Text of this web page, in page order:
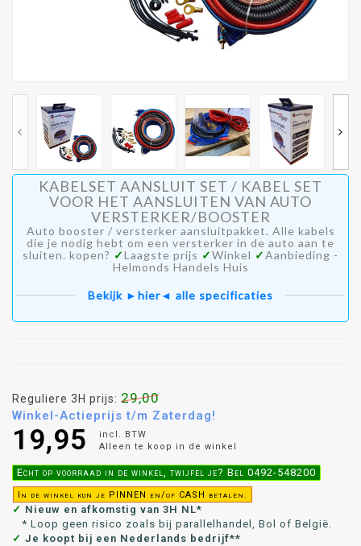
KABELSET AANSLUIT SET / KABEL SET
VOOR HET AANSLUITEN VAN AUTO
VERSTERKER/BOOSTER
Auto booster / versterker aansluitpakket. Alle kabels
die je nodig hebt om een versterker in de auto aan te
sluiten. kopen? ✓Laagste prijs ✓Winkel ✓Aanbieding -
Helmonds Handels Huis
Bekijk ►hier◄ alle specificaties
Reguliere 3H prijs: 29,00
Winkel-Actieprijs t/m Zaterdag!
19,95
incl. BTW
Alleen te koop in de winkel
Echt op voorraad in de winkel, twijfel je? Bel 0492-548200
In de winkel kun je PINNEN en/of CASH betalen.
✓ Nieuw en afkomstig van 3H NL*
* Loop geen risico zoals bij parallelhandel, Bol of België.
✓ Je koopt bij een Nederlands bedrijf**